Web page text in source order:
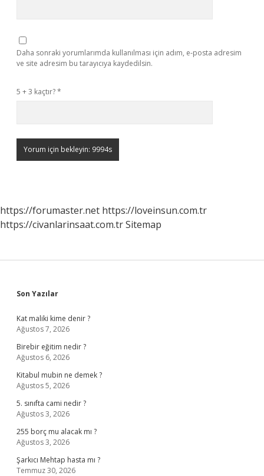
Daha sonraki yorumlarımda kullanılması için adım, e-posta adresim
ve site adresim bu tarayıcıya kaydedilsin.
5 + 3 kaçtır?*
https://forumaster.net https://loveinsun.com.tr
https://civanlarinsaat.com.trSitemap
Sidebar
Son Yazılar
Kat maliki kime denir ?
Ağustos 7, 2026
Birebir eğitim nedir ?
Ağustos 6, 2026
Kitabul mubin ne demek ?
Ağustos 5, 2026
5. sınıfta cami nedir ?
Ağustos 3, 2026
255 borç mu alacak mı ?
Ağustos 3, 2026
Şarkıcı Mehtap hasta mı ?
Temmuz 30, 2026